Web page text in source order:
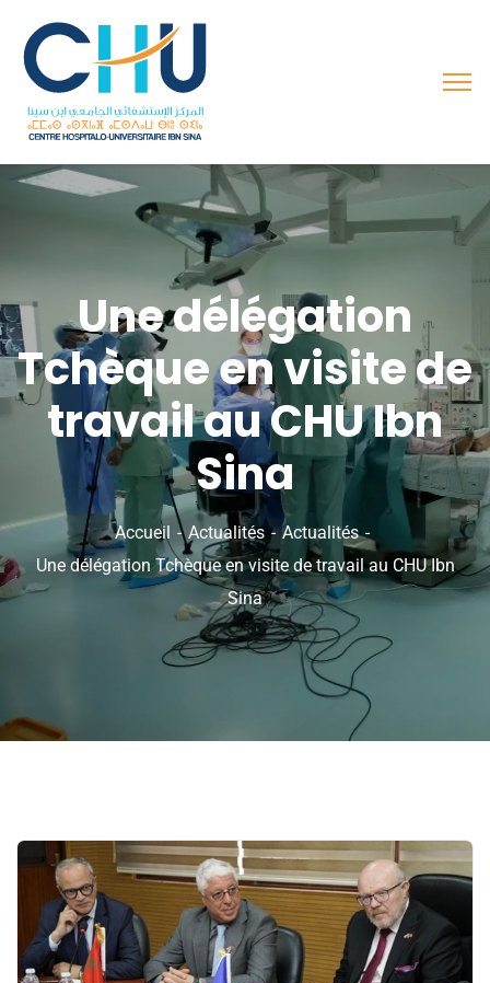
Une délégation
Tchèque en visite de
travail au CHU Ibn
Sina
Accueil Actualités
Actualités
Une délégation Tchèque en visite de travail au CHU Ibn
Sina